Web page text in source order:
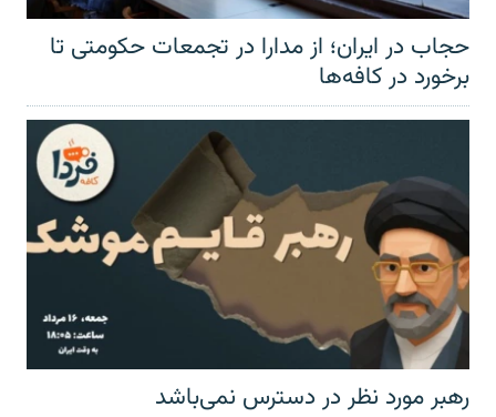
حجاب در ایران؛ از مدارا در تجمعات حکومتی تا
برخورد در کافه‌ها
رهبر مورد نظر در دسترس نمی‌باشد